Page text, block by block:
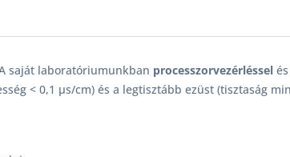
saját laboratóriumunkban processzorvezérléssel és
< 0,1 µs/cm) és a legtisztább ezüst (tisztaság